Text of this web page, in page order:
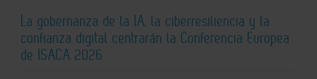
La gobernanza de la IA, la ciberresiliencia y la
confianza digital centrarán la Conferencia Europea
de ISACA 2026